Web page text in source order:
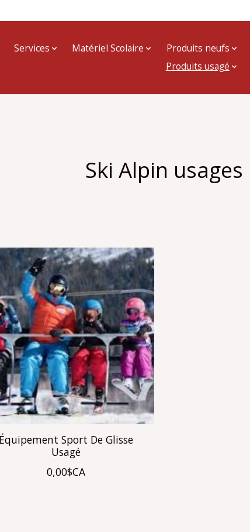
Services Matériel Scolaire Produits neufs
Produits usagé
Ski Alpin usages
Équipement Sport De Glisse
Usagé
0,00$CA